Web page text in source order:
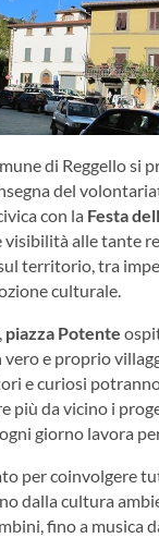
di Reggello si
del
con la Festa
visibilità alle tante
territorio, tra
culturale.
piazza Potente
vero e proprio
e curiosi
più da vicino i
giorno lavora
per coinvolgere
dalla cultura
fino a musica